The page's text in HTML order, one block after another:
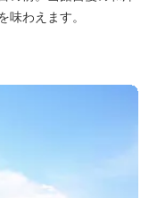
わえます。